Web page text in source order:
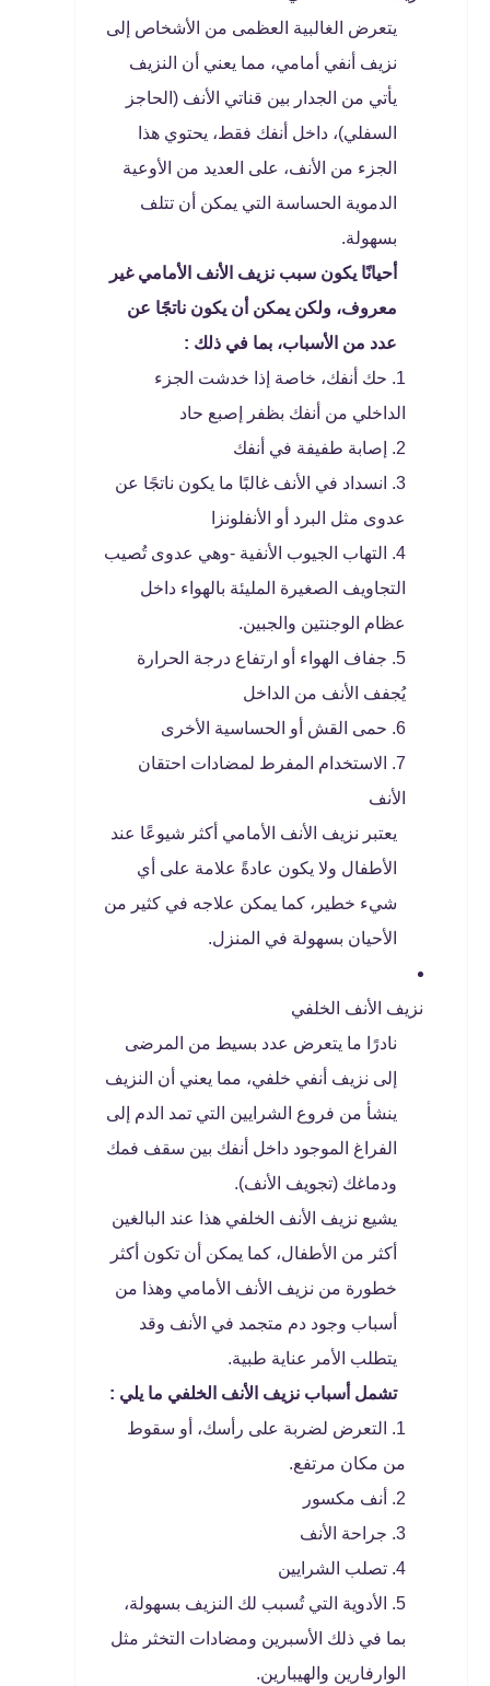
يتعرض الغالبية العظمى من الأشخاص إلى
نزيف أنفي أمامي، مما يعني أن النزيف
يأتي من الجدار بين قناتي الأنف (الحاجز
السفلي)، داخل أنفك فقط، يحتوي هذا
الجزء من الأنف، على العديد من الأوعية
الدموية الحساسة التي يمكن أن تتلف
بسهولة.
أحيانًا يكون سبب نزيف الأنف الأمامي غير
معروف، ولكن يمكن أن يكون ناتجًا عن
عدد من الأسباب، بما في ذلك :
حك أنفك، خاصة إذا خدشت الجزء
الداخلي من أنفك بظفر إصبع حاد
إصابة طفيفة في أنفك
انسداد في الأنف غالبًا ما يكون ناتجًا عن
عدوى مثل البرد أو الأنفلونزا
التهاب الجيوب الأنفية -وهي عدوى تُصيب
التجاويف الصغيرة المليئة بالهواء داخل
عظام الوجنتين والجبين.
جفاف الهواء أو ارتفاع درجة الحرارة
يُجفف الأنف من الداخل
حمى القش أو الحساسية الأخرى
الاستخدام المفرط لمضادات احتقان
الأنف
يعتبر نزيف الأنف الأمامي أكثر شيوعًا عند
الأطفال ولا يكون عادةً علامة على أي
شيء خطير، كما يمكن علاجه في كثير من
الأحيان بسهولة في المنزل.
نزيف الأنف الخلفي
نادرًا ما يتعرض عدد بسيط من المرضى
إلى نزيف أنفي خلفي، مما يعني أن النزيف
ينشأ من فروع الشرايين التي تمد الدم إلى
الفراغ الموجود داخل أنفك بين سقف فمك
ودماغك (تجويف الأنف).
يشيع نزيف الأنف الخلفي هذا عند البالغين
أكثر من الأطفال، كما يمكن أن تكون أكثر
خطورة من نزيف الأنف الأمامي وهذا من
أسباب وجود دم متجمد في الأنف وقد
يتطلب الأمر عناية طبية.
تشمل أسباب نزيف الأنف الخلفي ما يلي :
التعرض لضربة على رأسك، أو سقوط
من مكان مرتفع.
أنف مكسور
جراحة الأنف
تصلب الشرايين
الأدوية التي تُسبب لك النزيف بسهولة،
بما في ذلك الأسبرين ومضادات التخثر مثل
الوارفارين والهيبارين.